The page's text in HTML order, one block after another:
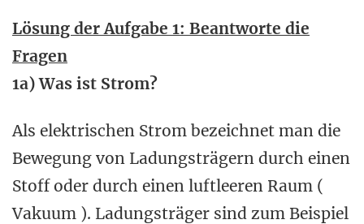
Lösung der Aufgabe 1: Beantworte die
Fragen
1a) Was ist Strom?
Als elektrischen Strom bezeichnet man die
Bewegung von Ladungsträgern durch einen
Stoff oder durch einen luftleeren Raum (
Vakuum ). Ladungsträger sind zum Beispiel